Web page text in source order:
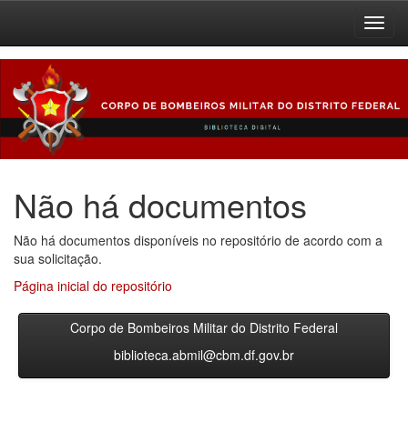
navigation
Não há documentos
Não há documentos disponíveis no repositório de acordo com a
sua solicitação.
Página inicial do repositório
Corpo de Bombeiros Militar do Distrito Federal
biblioteca.abmil@cbm.df.gov.br